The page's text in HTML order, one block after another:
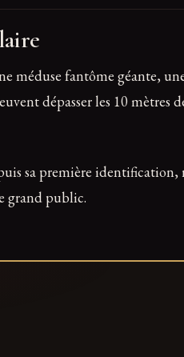
méduse fantôme géante,
dépasser les 10 mètres
sa première identification,
grand public.